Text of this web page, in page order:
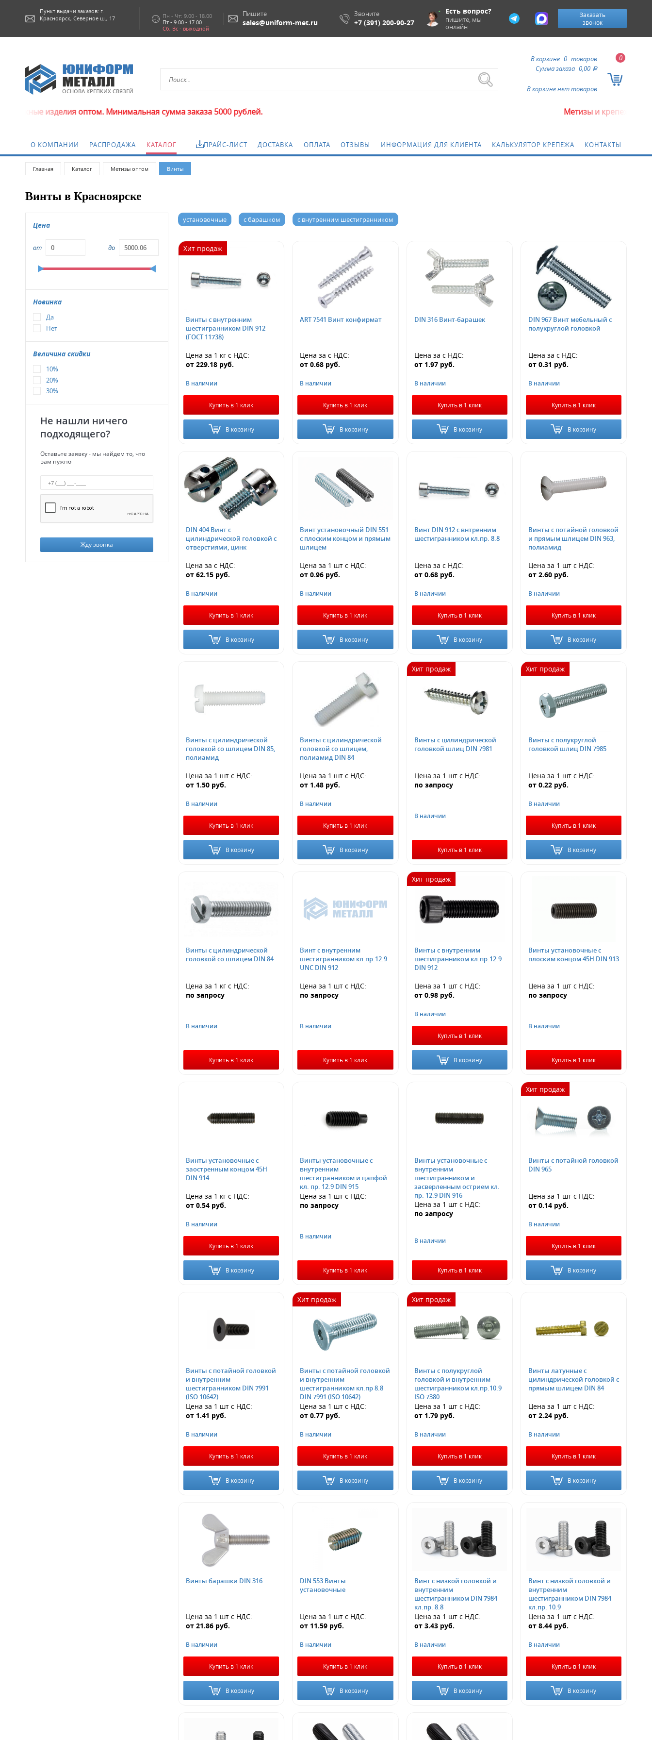
Есть вопрос?
пишите, мы
онлайн
Пункт выдачи заказов: г.
Красноярск, Северное ш., 17
Пн - Чт: 9.00 - 18.00
Пт - 9.00 - 17.00
Сб, Вс - выходной
Пишите
sales@uniform-met.ru
Звоните
+7 (391) 200-90-27
Заказать
звонок
ОСНОВА КРЕПКИХ СВЯЗЕЙ
0
В корзине 0 товаров
Сумма заказа 0,00 a
В корзине нет товаров
оптом. Минимальная сумма заказа 5000 рублей. Метизы и крепежные изделия
О КОМПАНИИ РАСПРОДАЖА КАТАЛОГ ПРАЙС-ЛИСТ ДОСТАВКА ОПЛАТА ОТЗЫВЫ ИНФОРМАЦИЯ ДЛЯ КЛИЕНТА КАЛЬКУЛЯТОР КРЕПЕЖА КОНТАКТЫ
Главная Каталог Метизы оптом Винты
Винты в Красноярске
Цена
от до
Новинка
Да
Нет
Величина скидки
10%
20%
30%
Не нашли ничего
подходящего?
Оставьте заявку - мы найдем то, что
вам нужно
Жду звонка
установочные с барашком с внутренним шестигранником
Хит продаж
Винты с внутренним
шестигранником DIN 912
(ГОСТ 11738)
Цена за 1 кг с НДС:
от 229.18 руб.
В наличии
Купить в 1 клик
В корзину
ART 7541 Винт конфирмат
Цена зас НДС:
от0.68 руб.
В наличии
Купить в 1 клик
В корзину
DIN 316 Винт-барашек
Цена за с НДС:
от 1.97 руб.
В наличии
Купить в 1 клик
В корзину
DIN 967 Винт мебельный с
полукруглой головкой
Цена за с НДС:
от 0.31 руб.
В наличии
Купить в 1 клик
В корзину
DIN 404 Винт с
цилиндрической головкой с
отверстиями, цинк
Цена за с НДС:
от 62.15 руб.
В наличии
Купить в 1 клик
В корзину
Винт установочный DIN 551
с плоским концом и прямым
шлицем
Цена за 1 шт с НДС:
от0.96 руб.
В наличии
Купить в 1 клик
В корзину
Винт DIN 912 с внтренним
шестигранником кл.пр. 8.8
Цена за с НДС:
от 0.68 руб.
В наличии
Купить в 1 клик
В корзину
Винты с потайной головкой
и прямым шлицем DIN 963,
полиамид
Цена за 1 штс НДС:
от 2.60 руб.
В наличии
Купить в 1 клик
В корзину
Винты с цилиндрической
головкой со шлицем DIN 85,
полиамид
Цена за 1 шт с НДС:
от 1.50 руб.
В наличии
Купить в 1 клик
В корзину
Винты с цилиндрической
головкой со шлицем,
полиамид DIN 84
Цена за 1 шт с НДС:
от 1.48 руб.
В наличии
Купить в 1 клик
В корзину
Хит продаж
Винты с цилиндрической
головкой шлиц DIN 7981
Цена за 1 штс НДС:
по запросу
В наличии
Купить в 1 клик
Хит продаж
Винты с полукруглой
головкой шлиц DIN 7985
Цена за 1 штс НДС:
от 0.22 руб.
В наличии
Купить в 1 клик
В корзину
Винты с цилиндрической
головкой со шлицем DIN 84
Цена за 1 кг с НДС:
по запросу
В наличии
Купить в 1 клик
Винт с внутренним
шестигранником кл.пр.12.9
UNC DIN 912
Цена за 1 шт с НДС:
по запросу
В наличии
Купить в 1 клик
Хит продаж
Винты с внутренним
шестигранником кл.пр.12.9
DIN 912
Цена за 1 штс НДС:
от 0.98 руб.
В наличии
Купить в 1 клик
В корзину
Винты установочные с
плоским концом 45Н DIN 913
Цена за 1 штс НДС:
по запросу
В наличии
Купить в 1 клик
Винты установочные с
заостренным концом 45Н
DIN 914
Цена за 1 кг с НДС:
от 0.54 руб.
В наличии
Купить в 1 клик
В корзину
Винты установочные с
внутренним
шестигранником и цапфой
кл. пр. 12.9 DIN 915
Цена за 1 шт с НДС:
по запросу
В наличии
Купить в 1 клик
Винты установочные с
внутренним
шестигранником и
засверленным острием кл.
пр. 12.9 DIN 916
Цена за 1 штс НДС:
по запросу
В наличии
Купить в 1 клик
Хит продаж
Винты с потайной головкой
DIN 965
Цена за 1 штс НДС:
от 0.14 руб.
В наличии
Купить в 1 клик
В корзину
Винты с потайной головкой
и внутренним
шестигранником DIN 7991
(ISO 10642)
Цена за 1 шт с НДС:
от 1.41 руб.
В наличии
Купить в 1 клик
В корзину
Хит продаж
Винты с потайной головкой
и внутренним
шестигранником кл.пр 8.8
DIN 7991 (ISO 10642)
Цена за 1 шт с НДС:
от0.77 руб.
В наличии
Купить в 1 клик
В корзину
Хит продаж
Винты с полукруглой
головкой и внутренним
шестигранником кл.пр.10.9
ISO 7380
Цена за 1 штс НДС:
от 1.79 руб.
В наличии
Купить в 1 клик
В корзину
Винты латунные с
цилиндрической головкой с
прямым шлицем DIN 84
Цена за 1 штс НДС:
от 2.24 руб.
В наличии
Купить в 1 клик
В корзину
Винты барашки DIN 316
Цена за 1 шт с НДС:
от 21.86 руб.
В наличии
Купить в 1 клик
В корзину
DIN 553 Винты
установочные
Цена за 1 шт с НДС:
от 11.59 руб.
В наличии
Купить в 1 клик
В корзину
Винт с низкой головкой и
внутренним
шестигранником DIN 7984
кл.пр. 8.8
Цена за 1 штс НДС:
от 3.43 руб.
В наличии
Купить в 1 клик
В корзину
Винт с низкой головкой и
внутренним
шестигранником DIN 7984
кл.пр. 10.9
Цена за 1 штс НДС:
от 8.44 руб.
В наличии
Купить в 1 клик
В корзину